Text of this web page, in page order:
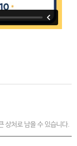
상처로 남을 수 있습니다.